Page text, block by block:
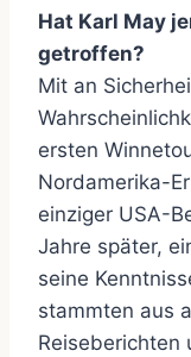
Hat Karl May
getroffen?
Mit an
ersten
Nordamerika-
einziger USA-
Jahre später,
seine
stammten aus
Reiseberichten